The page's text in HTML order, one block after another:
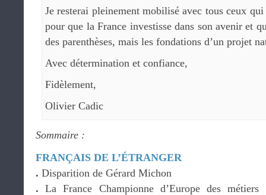
Je resterai pleinement mobilisé avec tous ceux
pour que la France investisse dans son avenir et
des parenthèses, mais les fondations d’un projet
Avec détermination et confiance,
Fidèlement,
Olivier Cadic
Sommaire :
FRANÇAIS DE L’ÉTRANGER
. Disparition de Gérard Michon
. La France Championne d’Europe des